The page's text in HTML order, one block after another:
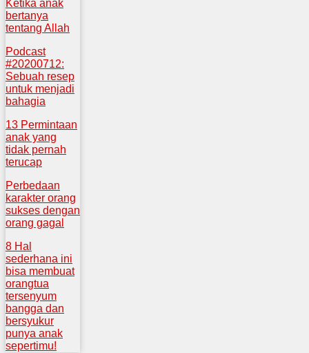
Ketika anak
bertanya
tentang Allah
Podcast
#20200712:
Sebuah resep
untuk menjadi
bahagia
13 Permintaan
anak yang
tidak pernah
terucap
Perbedaan
karakter orang
sukses dengan
orang gagal
8 Hal
sederhana ini
bisa membuat
orangtua
tersenyum
bangga dan
bersyukur
punya anak
sepertimu!